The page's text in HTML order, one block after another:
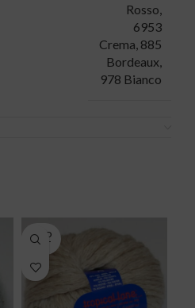
Rosso,
6953
Crema, 885
Bordeaux,
978 Bianco
SOLD
OUT